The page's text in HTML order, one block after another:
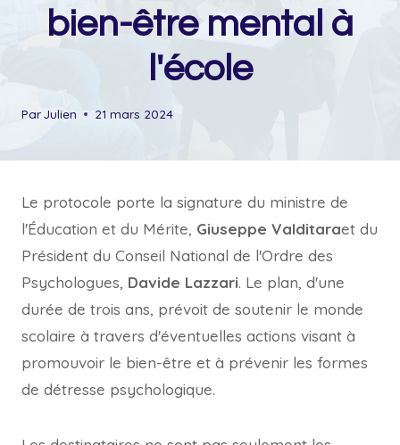
bien-être mental à
l'école
ParJulien 21 mars 2024
Le protocole porte la signature du ministre de
l'Éducation et du Mérite, Giuseppe Valditaraet du
Président du Conseil National de l'Ordre des
Psychologues, Davide Lazzari. Le plan, d'une
durée de trois ans, prévoit de soutenir le monde
scolaire à travers d'éventuelles actions visant à
promouvoir le bien-être et à prévenir les formes
de détresse psychologique.